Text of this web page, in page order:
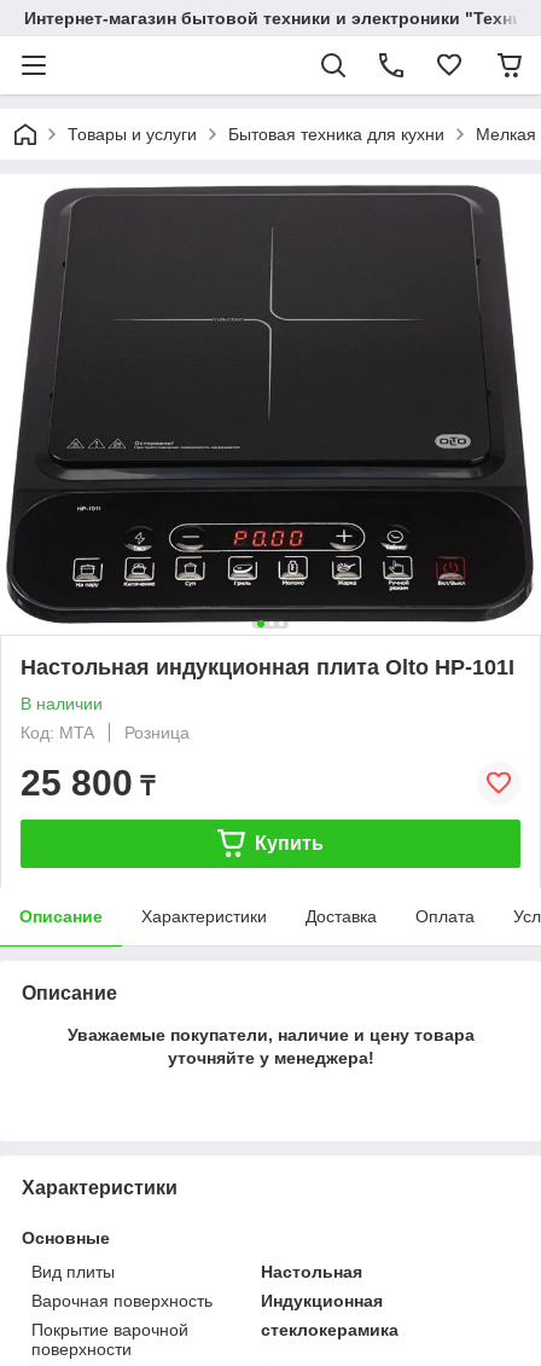
Интернет-магазин бытовой техники и электроники
Товары и услуги Бытовая техника для кухни Мелкая
Настольная индукционная плита Olto HP-101I
В наличии
Код: MTA
Розница
25 800 ₸
Купить
Описание Характеристики Доставка Оплата
Описание
Уважаемые покупатели, наличие и цену товара
уточняйте у менеджера!
Характеристики
Основные
Вид плиты
Настольная
Варочная поверхность
Индукционная
Покрытие варочной
поверхности
стеклокерамика